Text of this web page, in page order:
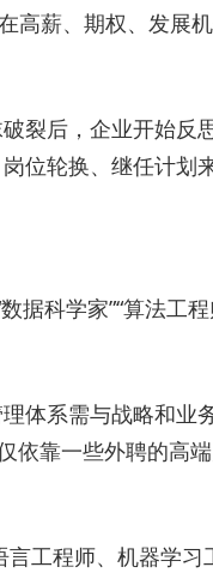
薪、期权、发展
裂后，企业开始
位轮换、继任计
科学家”“算法工
体系需与战略和
靠一些外聘的高端
工程师、机器学